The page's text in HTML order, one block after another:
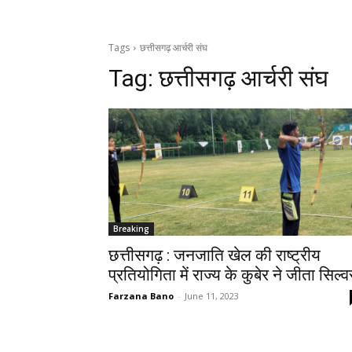
Tags छत्तीसगढ़ आर्चरी संघ
Tag:छत्तीसगढ़ आर्चरी संघ
Breaking
छत्तीसगढ़ : जनजाति खेल की राष्ट्रीय
प्रतियोगिता में राज्य के कुबेर ने जीता
Farzana Bano - June 11, 2023